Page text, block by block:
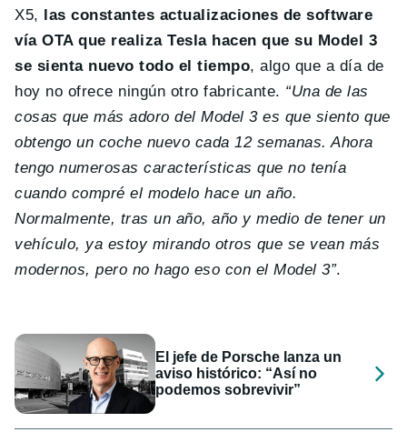
X5, las constantes actualizaciones de software
vía OTA que realiza Tesla hacen que su Model 3
se sienta nuevo todo el tiempo, algo que a día de
hoy no ofrece ningún otro fabricante. “Una de las
cosas que más adoro del Model 3 es que siento que
obtengo un coche nuevo cada 12 semanas. Ahora
tengo numerosas características que no tenía
cuando compré el modelo hace un año.
Normalmente, tras un año, año y medio de tener un
vehículo, ya estoy mirando otros que se vean más
modernos, pero no hago eso con el Model 3”.
El jefe de Porsche lanza un
aviso histórico: “Así no
podemos sobrevivir”